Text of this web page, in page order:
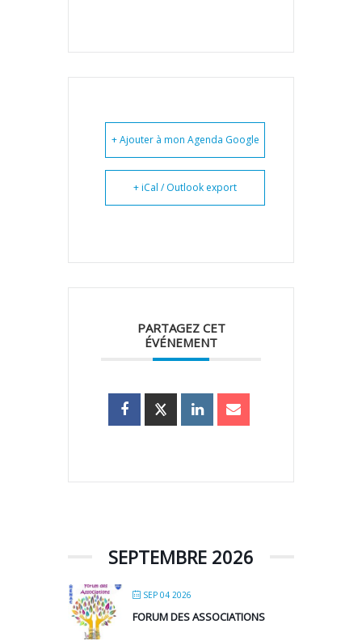
+ Ajouter à mon Agenda Google
+ iCal / Outlook export
PARTAGEZ CET
ÉVÉNEMENT
SEPTEMBRE 2026
SEP 04 2026
FORUM DES ASSOCIATIONS